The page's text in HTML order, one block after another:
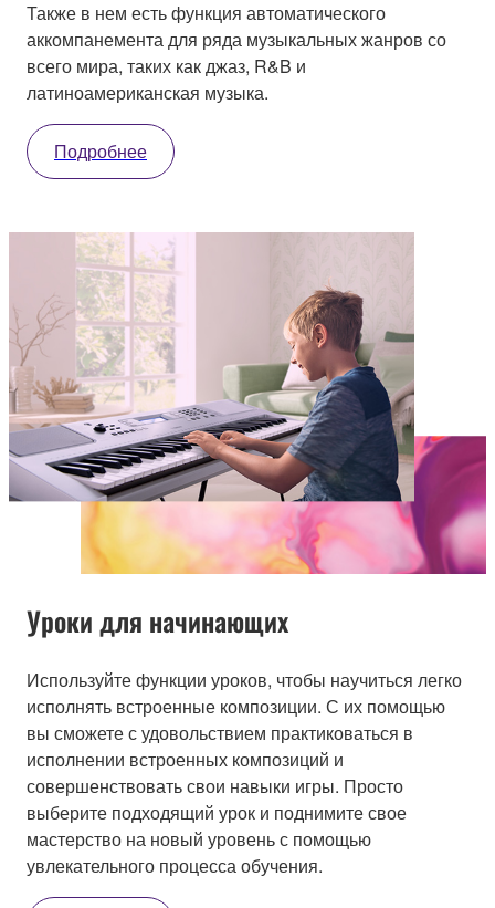
Также в нем есть функция автоматического
аккомпанемента для ряда музыкальных жанров со
всего мира, таких как джаз, R&B и
латиноамериканская музыка.
Подробнее
Уроки для начинающих
Используйте функции уроков, чтобы научиться легко
исполнять встроенные композиции. С их помощью
вы сможете с удовольствием практиковаться в
исполнении встроенных композиций и
совершенствовать свои навыки игры. Просто
выберите подходящий урок и поднимите свое
мастерство на новый уровень с помощью
увлекательного процесса обучения.